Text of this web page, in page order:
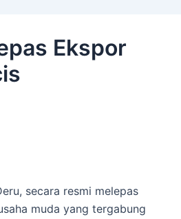
Ekspor
secara resmi melepas
muda yang tergabung